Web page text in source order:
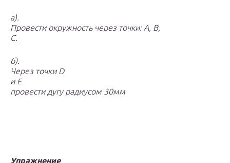
а).
Провести окружность через точки: А, В,
С.
б).
Через точки D
и E
провести дугу радиусом 30мм
Упражнение